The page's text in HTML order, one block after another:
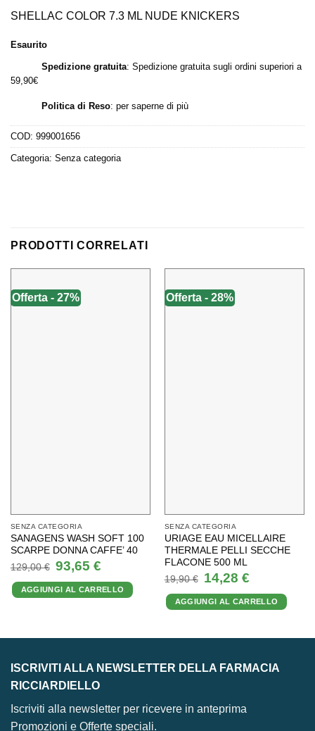
SHELLAC COLOR 7.3 ML NUDE KNICKERS
Esaurito
Spedizione gratuita: Spedizione gratuita sugli ordini superiori a
59,90€
Politica di Reso: per saperne di più
COD: 999001656
Categoria: Senza categoria
PRODOTTI CORRELATI
Offerta - 27%
SENZA CATEGORIA
SANAGENS WASH SOFT 100
SCARPE DONNA CAFFE’ 40
129,00€ Il
prezzo
originale
era:
129,00 €.
93,65 €Il
prezzo
attuale
è:
93,65 €.
AGGIUNGI AL CARRELLO
Offerta - 28%
SENZA CATEGORIA
URIAGE EAU MICELLAIRE
THERMALE PELLI SECCHE
FLACONE 500 ML
19,90€
Il
prezzo
originale
era:
19,90 €.
14,28 €Il
prezzo
attuale
è:
14,28 €.
AGGIUNGI AL CARRELLO
ISCRIVITI ALLA NEWSLETTER DELLA FARMACIA
RICCIARDIELLO
Iscriviti alla newsletter per ricevere in anteprima
Promozioni e Offerte speciali.